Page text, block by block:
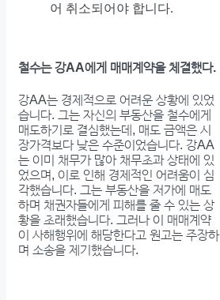
어 취소되어야 합니다.
철수는 강AA에게 매매계약을 체결했다.
강AA는 경제적으로 어려운 상황에 있었
습니다. 그는 자신의 부동산을 철수에게
매도하기로 결심했는데, 매도 금액은 시
장가격보다 낮은 수준이었습니다. 강AA
는 이미 채무가 많아 채무초과 상태에 있
었으며, 이로 인해 경제적인 어려움이 심
각했습니다. 그는 부동산을 저가에 매도
하며 채권자들에게 피해를 줄 수 있는 상
황을 초래했습니다. 그러나 이 매매계약
이 사해행위에 해당한다고 원고는 주장하
며 소송을 제기했습니다.